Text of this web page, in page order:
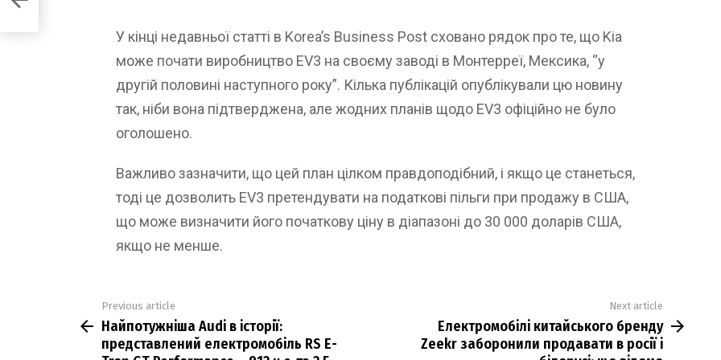
У кінці недавньої статті в Korea’s Business Post сховано рядок про те, що Kia
може почати виробництво EV3 на своєму заводі в Монтерреї, Мексика, “у
другій половині наступного року”. Кілька публікацій опублікували цю новину
так, ніби вона підтверджена, але жодних планів щодо EV3 офіційно не було
оголошено.
Важливо зазначити, що цей план цілком правдоподібний, і якщо це станеться,
тоді це дозволить EV3 претендувати на податкові пільги при продажу в США,
що може визначити його початкову ціну в діапазоні до 30 000 доларів США,
якщо не менше.
more
Previous article
Найпотужніша Audi в історії:
представлений електромобіль RS E-
Next article
Електромобілі китайського бренду
Zeekr заборонили продавати в росії і
до